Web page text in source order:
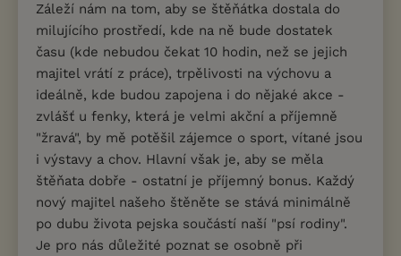
Záleží nám na tom, aby se štěňátka dostala do
milujícího prostředí, kde na ně bude dostatek
času (kde nebudou čekat 10 hodin, než se jejich
majitel vrátí z práce), trpělivosti na výchovu a
ideálně, kde budou zapojena i do nějaké akce -
zvlášť u fenky, která je velmi akční a příjemně
"žravá", by mě potěšil zájemce o sport, vítané jsou
i výstavy a chov. Hlavní však je, aby se měla
štěňata dobře - ostatní je příjemný bonus. Každý
nový majitel našeho štěněte se stává minimálně
po dubu života pejska součástí naší "psí rodiny".
Je pro nás důležité poznat se osobně při